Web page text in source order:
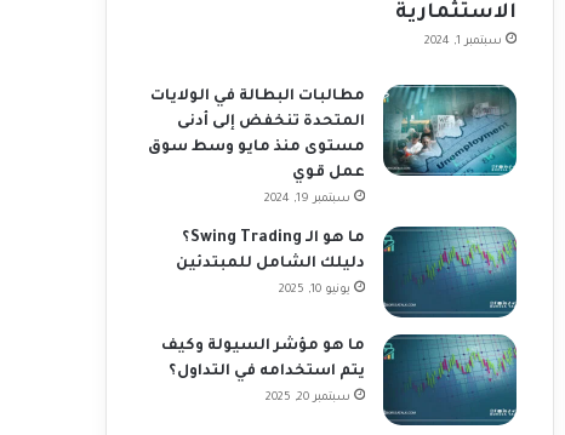
الاستثمارية
سبتمبر 1, 2024
مطالبات البطالة في الولايات
المتحدة تنخفض إلى أدنى
مستوى منذ مايو وسط سوق
عمل قوي
سبتمبر 19, 2024
ما هو الـ Swing Trading؟
دليلك الشامل للمبتدئين
يونيو 10, 2025
ما هو مؤشر السيولة وكيف
يتم استخدامه في التداول؟
سبتمبر 20, 2025